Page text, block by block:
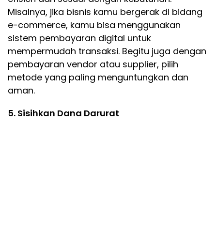
Misalnya, jika bisnis kamu bergerak di bidang
e-commerce, kamu bisa menggunakan
sistem pembayaran digital untuk
mempermudah transaksi. Begitu juga dengan
pembayaran vendor atau supplier, pilih
metode yang paling menguntungkan dan
aman.
5. Sisihkan Dana Darurat